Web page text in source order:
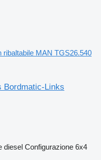
ribaltabile MAN TGS26.540
Bordmatic-Links
diesel Configurazione 6x4